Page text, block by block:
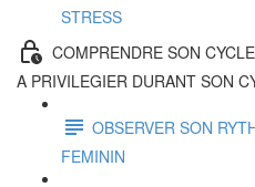
STRESS
COMPRENDRE SON
A PRIVILEGIER DURANT SON
OBSERVER SON
FEMININ